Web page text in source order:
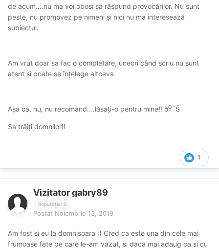
de acum....nu ma voi obosi sa răspund provocărilor. Nu sunt
peste, nu promovez pe nimeni și nici nu ma interesează
subiectul.
Am vrut doar sa fac o completare, uneori când scriu nu sunt
atent și poate se înțelege altceva.
Așa ca, nu, nu recomand....lăsați-o pentru mine!! ðŸ˜Š
Sa trăiți domnilor!!
1
Vizitator gabry89
Reputație: 0
Postat Noiembrie 13, 2019
Am fost si eu la domnisoara :) Cred ca este una din cele mai
frumoase fete pe care le-am vazut, si daca mai adaug ca si cu